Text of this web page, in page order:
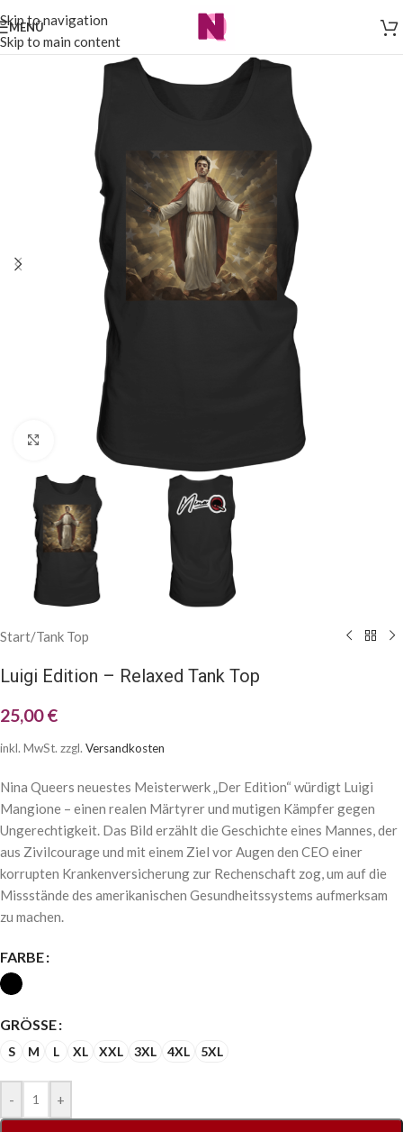
Skip to navigation
Skip to main content
MENÜ
Klick zum Vergrößern
Start/Tank Top
Luigi Edition – Relaxed Tank Top
25,00€
inkl. MwSt. zzgl. Versandkosten
Nina Queers neuestes Meisterwerk „Der Edition“ würdigt Luigi
Mangione – einen realen Märtyrer und mutigen Kämpfer gegen
Ungerechtigkeit. Das Bild erzählt die Geschichte eines Mannes, der
aus Zivilcourage und mit einem Ziel vor Augen den CEO einer
korrupten Krankenversicherung zur Rechenschaft zog, um auf die
Missstände des amerikanischen Gesundheitssystems aufmerksam
zu machen.
FARBE
GRÖSSE
S M L XL XXL 3XL 4XL 5XL
- +